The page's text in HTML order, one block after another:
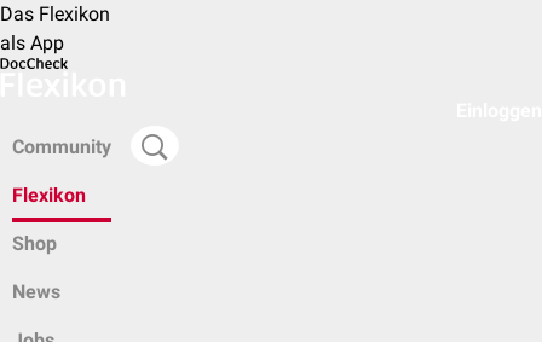
Das Flexikon
als App
Community
Flexikon
Shop
News